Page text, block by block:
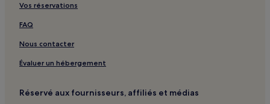
Tidili Fetouaka : hôtels
Tabaroucht : hôtels
Imlil : hôtels
Isseksi : hôtels
Aït Abbas : hôtels
Vos réservations
FAQ
Nous contacter
Évaluer un hébergement
Réservé aux fournisseurs, affiliés et médias